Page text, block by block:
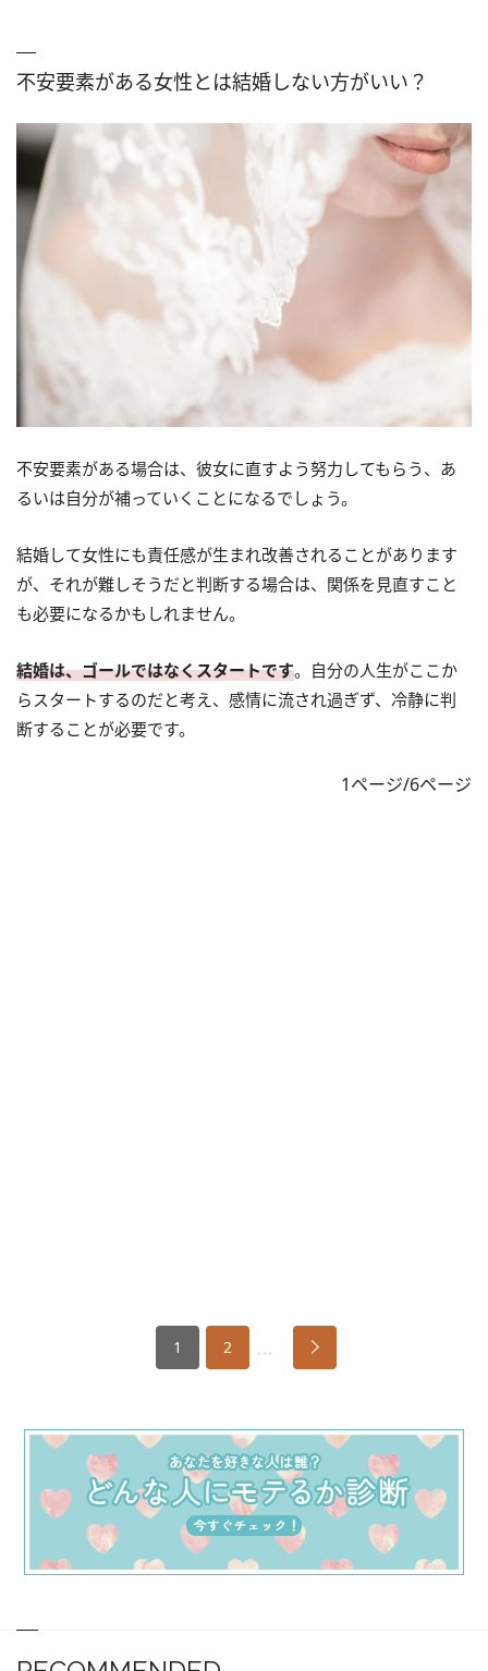
不安要素がある女性とは結婚しない方がいい？
不安要素がある場合は、彼女に直すよう努力してもらう、あ
るいは自分が補っていくことになるでしょう。
結婚して女性にも責任感が生まれ改善されることがあります
が、それが難しそうだと判断する場合は、関係を見直すこと
も必要になるかもしれません。
結婚は、ゴールではなくスタートです。自分の人生がここか
らスタートするのだと考え、感情に流され過ぎず、冷静に判
断することが必要です。
1ページ/6ページ
1 2 …